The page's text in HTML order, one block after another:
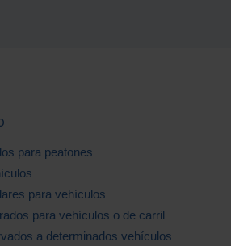
para peatones
para vehículos
para vehículos o de carril
a determinados vehículos